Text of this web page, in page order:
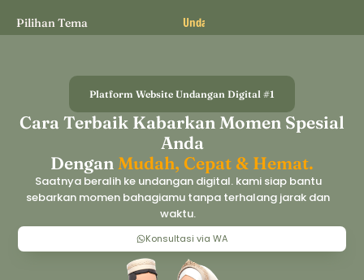
Pilihan Tema Unda
Platform Website Undangan Digital #1
Cara Terbaik Kabarkan Momen Spesial
Anda
Dengan Mudah, Cepat & Hemat.
Saatnya beralih ke undangan digital. kami siap bantu
sebarkan momen bahagiamu tanpa terhalang jarak dan
waktu.
Konsultasi via WA